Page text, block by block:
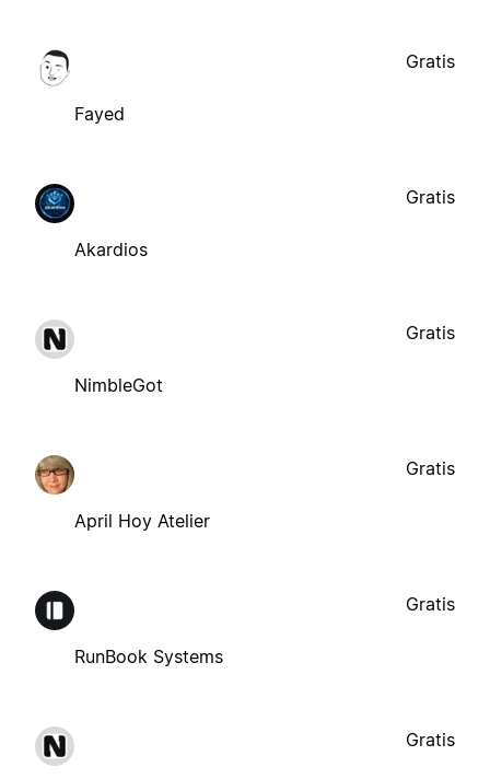
Fayed
Gratis
Akardios
Gratis
NimbleGot
Gratis
April Hoy Atelier
Gratis
RunBook Systems
Gratis
Gratis